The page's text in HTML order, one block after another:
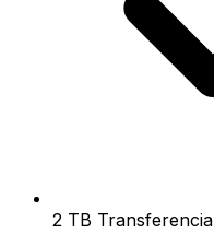
2 TB Transferencia